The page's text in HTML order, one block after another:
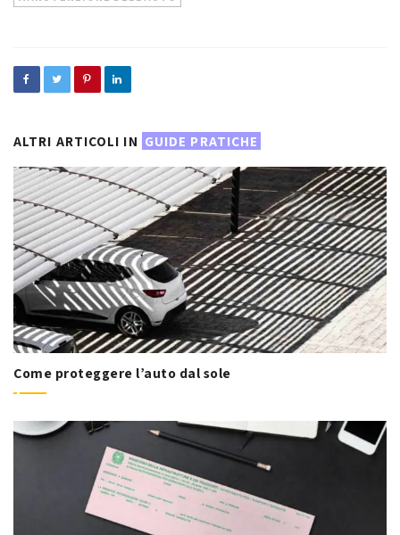
ALTRI ARTICOLI IN GUIDE PRATICHE
Come proteggere l’auto dal sole